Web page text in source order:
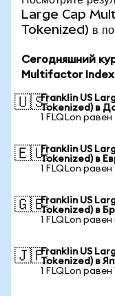
Large Cap
Tokenized) в
Сегодняшний
Multifactor Index
🇺🇸Franklin US
Tokenized) в
1 FLQLon равен
🇪🇺Franklin US
Tokenized) в
1 FLQLon
🇬🇧Franklin US
Tokenized) в
1 FLQLon равен
🇯🇵Franklin US
Tokenized) в
1 FLQLon равен